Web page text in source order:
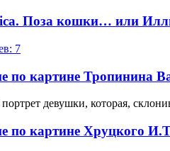
Поза кошки… или
7
по картине Тропинина
девушки, которая,
по картине Хруцкого